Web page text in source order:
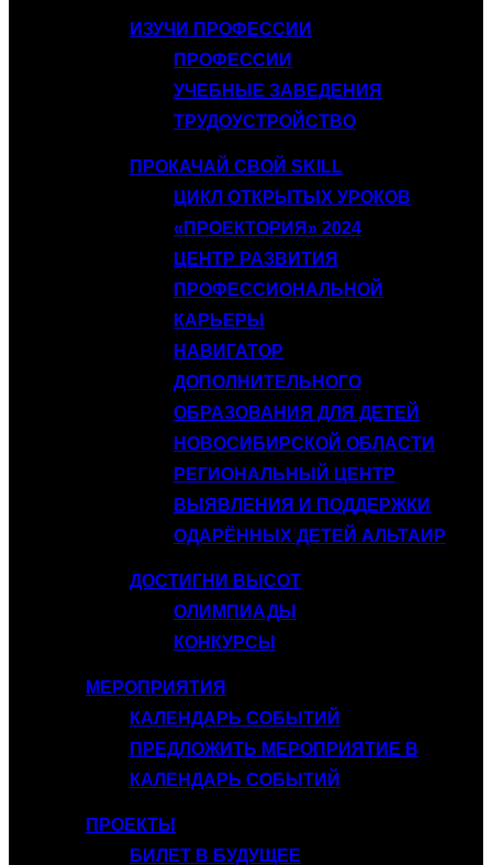
ИЗУЧИ ПРОФЕССИИ
ПРОФЕССИИ
УЧЕБНЫЕ ЗАВЕДЕНИЯ
ТРУДОУСТРОЙСТВО
ПРОКАЧАЙ СВОЙ SKILL
ЦИКЛ ОТКРЫТЫХ УРОКОВ
«ПРОЕКТОРИЯ» 2024
ЦЕНТР РАЗВИТИЯ
ПРОФЕССИОНАЛЬНОЙ
КАРЬЕРЫ
НАВИГАТОР
ДОПОЛНИТЕЛЬНОГО
ОБРАЗОВАНИЯ ДЛЯ ДЕТЕЙ
НОВОСИБИРСКОЙ ОБЛАСТИ
РЕГИОНАЛЬНЫЙ ЦЕНТР
ВЫЯВЛЕНИЯ И ПОДДЕРЖКИ
ОДАРЁННЫХ ДЕТЕЙ АЛЬТАИР
ДОСТИГНИ ВЫСОТ
ОЛИМПИАДЫ
КОНКУРСЫ
МЕРОПРИЯТИЯ
КАЛЕНДАРЬ СОБЫТИЙ
ПРЕДЛОЖИТЬ МЕРОПРИЯТИЕ В
КАЛЕНДАРЬ СОБЫТИЙ
ПРОЕКТЫ
БИЛЕТ В БУДУЩЕЕ